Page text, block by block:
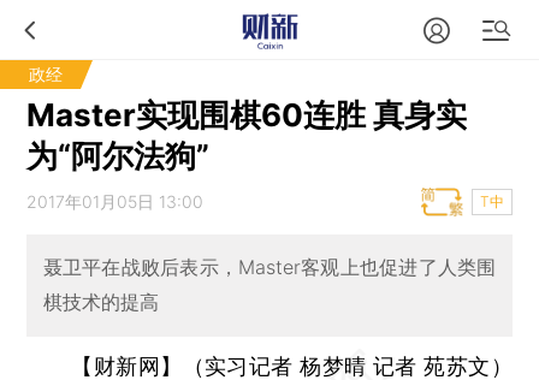
政经
Master实现围棋60连胜 真身实
为“阿尔法狗”
2017年01月05日 13:00 T中
聂卫平在战败后表示，Master客观上也促进了人类围
棋技术的提高
【财新网】（实习记者 杨梦晴 记者 苑苏文）